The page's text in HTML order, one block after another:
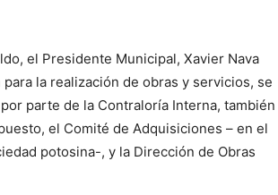
el Presidente Municipal, Xavier Nava
la realización de obras y servicios, se
parte de la Contraloría Interna, también
el Comité de Adquisiciones – en el
potosina-, y la Dirección de Obras